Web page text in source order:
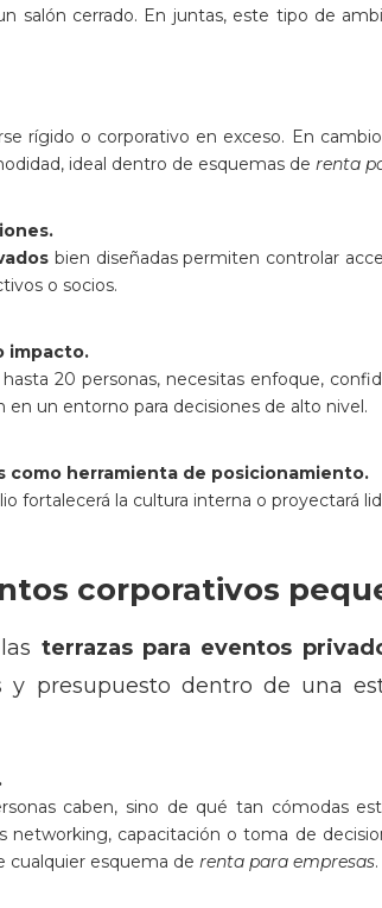
salón cerrado. En juntas, este tipo de
rígido o corporativo en exceso. En
ideal dentro de esquemas de renta
bien diseñadas permiten controlar
o socios.
impacto.
20 personas, necesitas enfoque,
en un entorno para decisiones de alto nivel.
como herramienta de posicionamiento.
fortalecerá la cultura interna o proyectará
corporativos
terrazas para eventos
y presupuesto dentro de una
caben, sino de qué tan cómodas
networking, capacitación o toma de
cualquier esquema de renta para empresas.